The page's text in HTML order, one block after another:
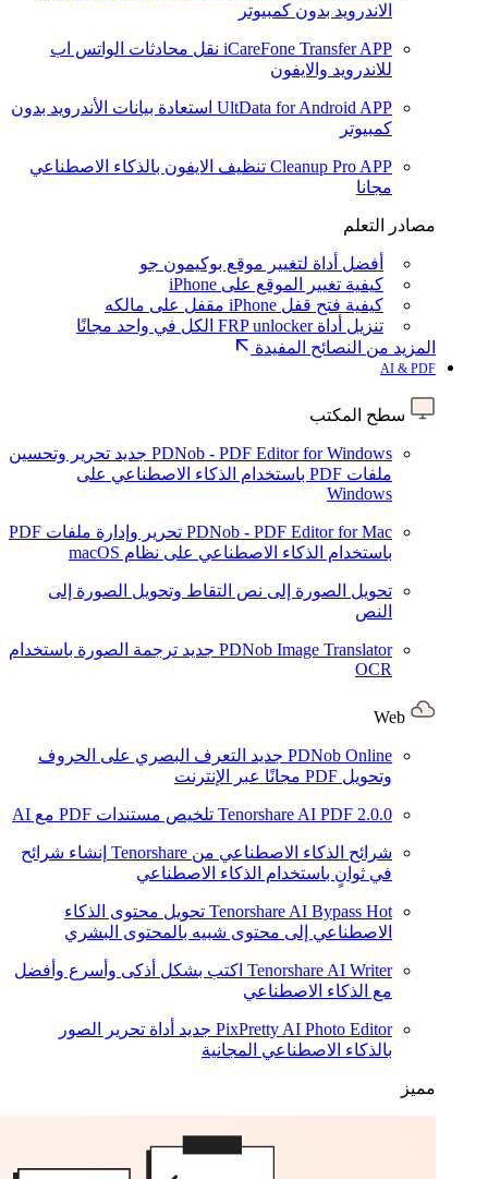
الاندرويد بدون كمبيوتر
iCareFone Transfer APP نقل محادثات الواتس اب
للاندرويد والايفون
UltData for Android APP استعادة بيانات الأندرويد بدون
كمبيوتر
Cleanup Pro APP تنظيف الايفون بالذكاء الاصطناعي
مجانا
مصادر التعلم
أفضل أداة لتغيير موقع بوكيمون جو
كيفية تغيير الموقع على iPhone
كيفية فتح قفل iPhone مقفل على مالكه
تنزيل أداة FRP unlocker الكل في واحد مجانًا
المزيد من النصائح المفيدة
AI & PDF
سطح المكتب
PDNob - PDF Editor for Windows جديد تحرير وتحسين
ملفات PDF باستخدام الذكاء الاصطناعي على
Windows
PDNob - PDF Editor for Mac
تحرير وإدارة ملفات PDF
باستخدام الذكاء الاصطناعي على نظام macOS
تحويل الصورة إلى نص التقاط وتحويل الصورة إلى
النص
PDNob Image Translator جديد ترجمة الصورة باستخدام
OCR
PDNob Online جديد التعرف البصري على الحروف
وتحويل PDF مجانًا عبر الإنترنت
Tenorshare AI PDF 2.0.0 تلخيص مستندات PDF مع AI
شرائح الذكاء الاصطناعي من Tenorshare
إنشاء شرائح
في ثوانٍ باستخدام الذكاء الاصطناعي
Tenorshare AI Bypass Hot
تحويل محتوى الذكاء
الاصطناعي إلى محتوى شبيه بالمحتوى البشري
Tenorshare AI Writer اكتب بشكل أذكى وأسرع وأفضل
مع الذكاء الاصطناعي
PixPretty AI Photo Editor جديد أداة تحرير الصور
بالذكاء الاصطناعي المجانية
مميز